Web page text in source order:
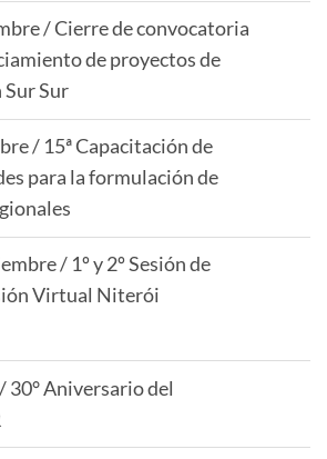
/ Cierre de convocatoria
de proyectos de
Sur
/ 15ª Capacitación de
para la formulación de
/ 1º y 2º Sesión de
Virtual Niterói
30° Aniversario del